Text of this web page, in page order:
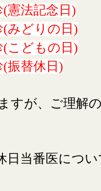
法記念日)
どりの日)
どもの日)
替休日)
すが、ご理解
日当番医につい